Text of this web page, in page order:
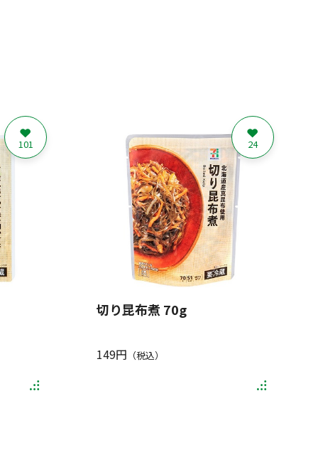
101
切り昆布煮 70g
149円 （税込）
24